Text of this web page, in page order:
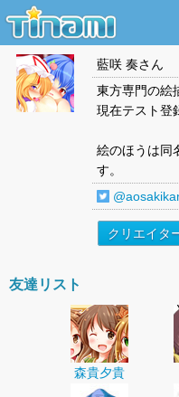
藍咲 奏さん
東方専門の絵
現在テスト登
絵のほうは同
す。
クリエイタ
友達リスト
森貴夕貴